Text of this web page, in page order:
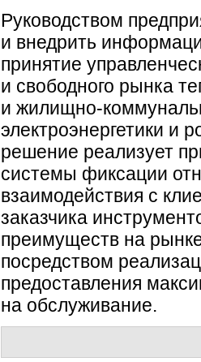
Руководством
и внедрить
принятие
и свободного рынка
и жилищно-
электроэнергетики и
решение реализует
системы фиксации
взаимодействия с
заказчика
преимуществ на
посредством
предоставления
на обслуживание.